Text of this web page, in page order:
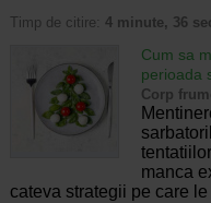
Timp de citire: 4 minute, 36
Cum sa
perioada
Corp
manca
cateva strategii pe care